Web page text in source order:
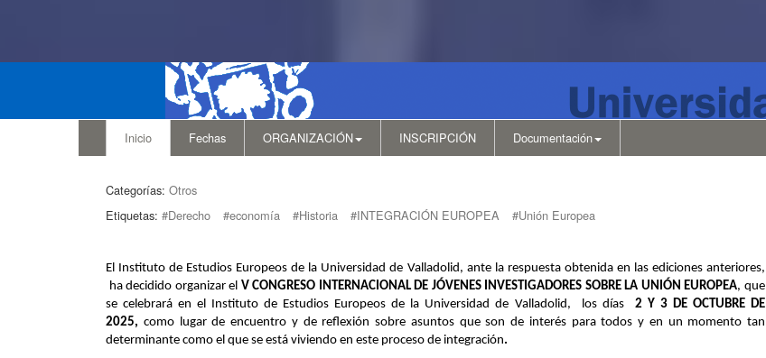
Inicio Fechas ORGANIZACIÓN INSCRIPCIÓN Documentación
Categorías: Otros
Etiquetas: #Derecho #economía #Historia #INTEGRACIÓN EUROPEA #Unión Europea
El Instituto de Estudios Europeos de la Universidad de Valladolid, ante la respuesta obtenida en las ediciones anteriores,
ha decidido organizar el V CONGRESO INTERNACIONAL DE JÓVENES INVESTIGADORES SOBRE LA UNIÓN EUROPEA, que
se celebrará en el Instituto de Estudios Europeos de la Universidad de Valladolid, los días
2 Y 3 DE OCTUBRE DE
2025, como lugar de encuentro y de reflexión sobre asuntos que son de interés para todos y en un momento tan
determinante como el que se está viviendo en este proceso de integración.